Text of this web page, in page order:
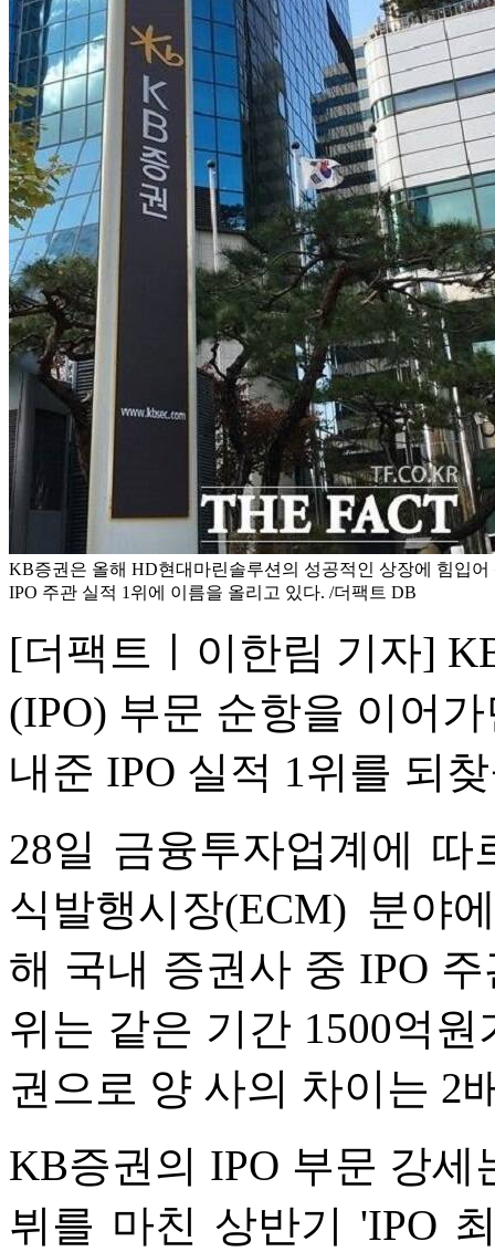
KB증권은 올해 HD현대마린솔루션의 성공적인 상장에 힘입어
IPO 주관 실적 1위에 이름을 올리고 있다. /더팩트 DB
[더팩트ㅣ이한림 기자]
(IPO) 부문 순항을 이어
내준 IPO 실적 1위를 되
28일 금융투자업계에
식발행시장(ECM) 분야
해 국내 증권사 중 IPO
위는 같은 기간 1500억
권으로 양 사의 차이는 2
KB증권의 IPO 부문 강
뷔를 마친 상반기 'IPO